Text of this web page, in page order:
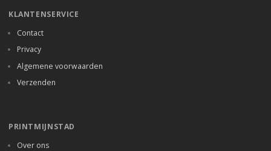
KLANTENSERVICE
Contact
Privacy
Algemene voorwaarden
Verzenden
PRINTMIJNSTAD
Over ons